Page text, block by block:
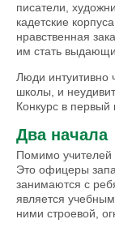
писатели,
кадетские
нравственная
им стать
Люди интуитивно
школы, и
Конкурс в первый
Два начала
Помимо учителей
Это офицеры
занимаются с
является
ними строе­вой,